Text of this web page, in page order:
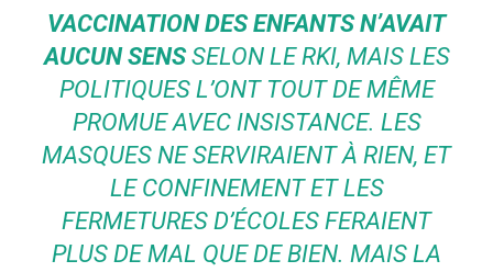
VACCINATION DES ENFANTS N’AVAIT
AUCUN SENSSELON LE RKI, MAIS LES
POLITIQUES L’ONT TOUT DE MÊME
PROMUE AVEC INSISTANCE. LES
MASQUES NE SERVIRAIENT À RIEN, ET
LE CONFINEMENT ET LES
FERMETURES D’ÉCOLES FERAIENT
PLUS DE MAL QUE DE BIEN. MAIS LA